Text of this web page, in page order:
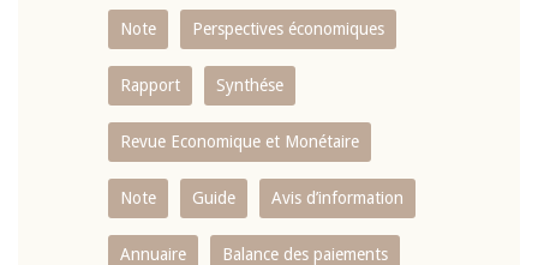
Note Perspectives économiques
Rapport Synthése
Revue Economique et Monétaire
Note Guide Avis d’information
Annuaire Balance des paiements